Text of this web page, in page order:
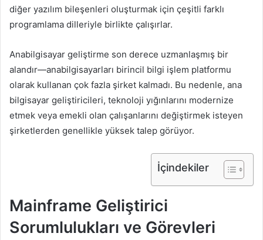
diğer yazılım bileşenleri oluşturmak için çeşitli farklı
programlama dilleriyle birlikte çalışırlar.
Anabilgisayar geliştirme son derece uzmanlaşmış bir
alandır—anabilgisayarları birincil bilgi işlem platformu
olarak kullanan çok fazla şirket kalmadı. Bu nedenle, ana
bilgisayar geliştiricileri, teknoloji yığınlarını modernize
etmek veya emekli olan çalışanlarını değiştirmek isteyen
şirketlerden genellikle yüksek talep görüyor.
İçindekiler
Mainframe Geliştirici
Sorumlulukları ve Görevleri